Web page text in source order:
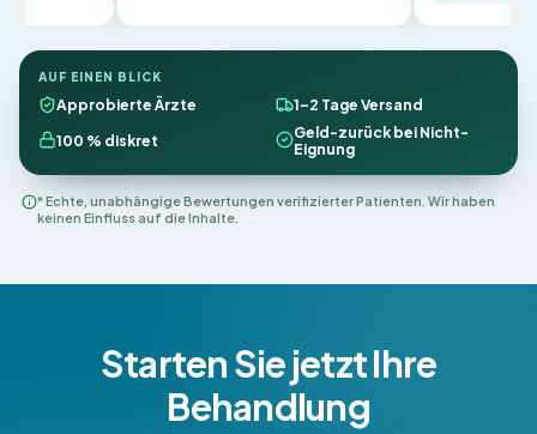
AUF EINEN BLICK
Approbierte Ärzte
1–2 Tage Versand
100 % diskret
Geld-zurück bei Nicht-
Eignung
* Echte, unabhängige Bewertungen verifizierter Patienten. Wir haben
keinen Einfluss auf die Inhalte.
Starten Sie jetzt Ihre
Behandlung